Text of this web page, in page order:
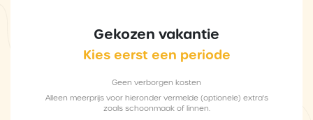
Gekozen vakantie
Kies eerst een periode
Geen verborgen kosten
Alleen meerprijs voor hieronder vermelde (optionele) extra's
zoals schoonmaak of linnen.